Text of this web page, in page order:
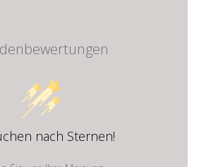
nach Sternen!